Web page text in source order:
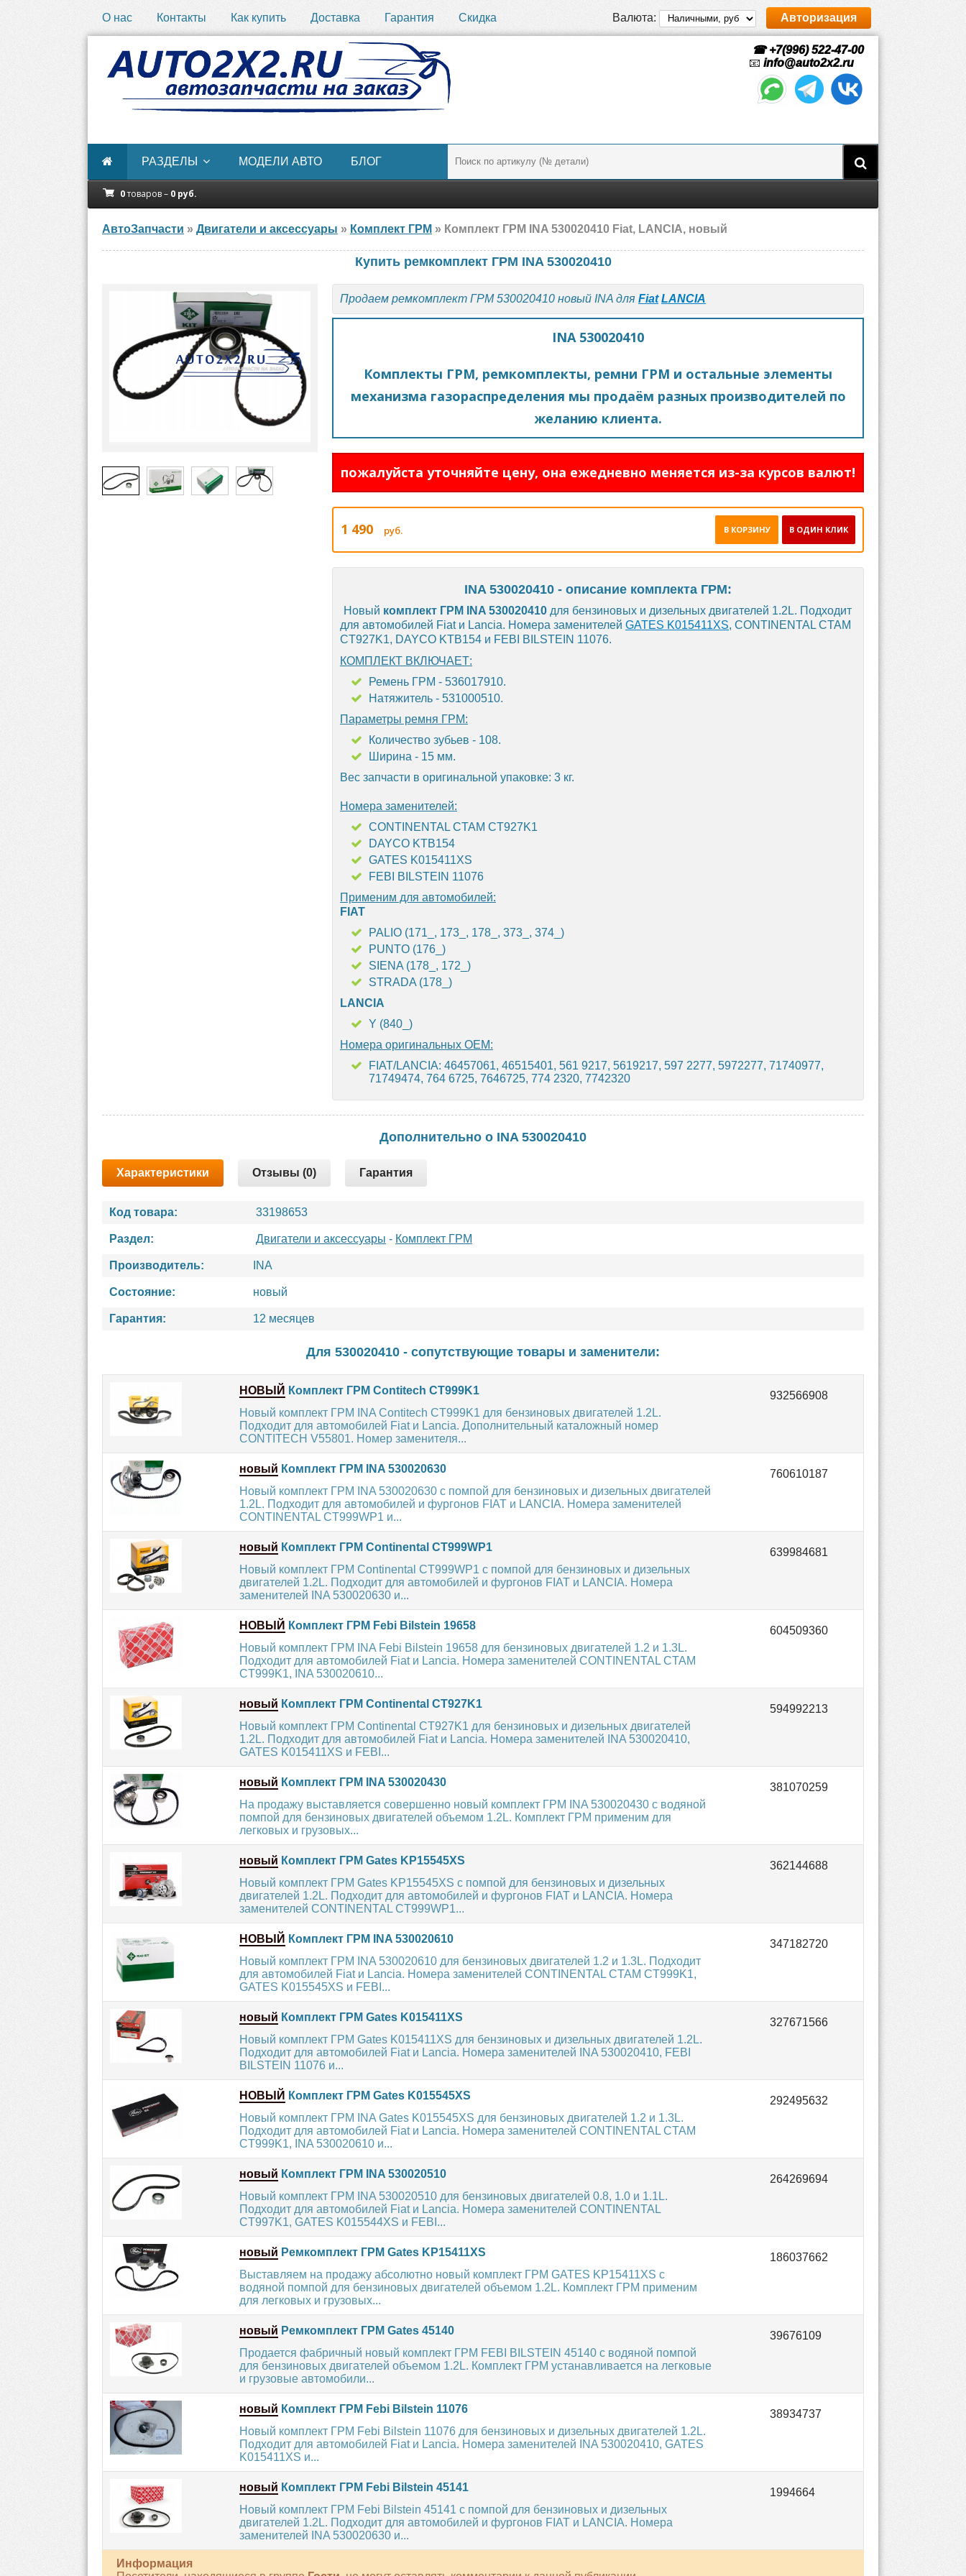
О нас Контакты Как купить Доставка Гарантия Скидка Валюта: Авторизация
☎ +7(996) 522-47-00
📧 info@auto2x2.ru
РАЗДЕЛЫ МОДЕЛИ АВТО БЛОГ
0товаров – 0 руб.
АвтоЗапчасти » Двигатели и аксессуары » Комплект ГРМ » Комплект ГРМ INA 530020410 Fiat, LANCIA, новый
Купить ремкомплект ГРМ INA 530020410
Продаем ремкомплект ГРМ 530020410 новый INA для Fiat LANCIA
INA 530020410
Комплекты ГРМ, ремкомплекты, ремни ГРМ и остальные элементы
механизма газораспределения мы продаём разных производителей по
желанию клиента.
пожалуйста уточняйте цену, она ежедневно меняется из-за курсов валют!
1 490 руб. В ОДИН КЛИК
В КОРЗИНУ
INA 530020410 - описание комплекта ГРМ:
Новый комплект ГРМ INA 530020410 для бензиновых и дизельных двигателей 1.2L. Подходит
для автомобилей Fiat и Lancia. Номера заменителей GATES K015411XS, CONTINENTAL CTAM
CT927K1, DAYCO KTB154 и FEBI BILSTEIN 11076.
КОМПЛЕКТ ВКЛЮЧАЕТ:
Ремень ГРМ - 536017910.
Натяжитель - 531000510.
Параметры ремня ГРМ:
Количество зубьев - 108.
Ширина - 15 мм.
Вес запчасти в оригинальной упаковке: 3 кг.
Номера заменителей:
CONTINENTAL CTAM CT927K1
DAYCO KTB154
GATES K015411XS
FEBI BILSTEIN 11076
Применим для автомобилей:
FIAT
PALIO (171_, 173_, 178_, 373_, 374_)
PUNTO (176_)
SIENA (178_, 172_)
STRADA (178_)
LANCIA
Y (840_)
Номера оригинальных OEM:
FIAT/LANCIA: 46457061, 46515401, 561 9217, 5619217, 597 2277, 5972277, 71740977,
71749474, 764 6725, 7646725, 774 2320, 7742320
Дополнительно о INA 530020410
Характеристики Отзывы (0) Гарантия
Код товара: 33198653
Раздел: Двигатели и аксессуары - Комплект ГРМ
Производитель: INA
Состояние: новый
Гарантия: 12 месяцев
Для 530020410 - сопутствующие товары и заменители:
НОВЫЙ Комплект ГРМ Contitech CT999K1
Новый комплект ГРМ INA Contitech CT999K1 для бензиновых двигателей 1.2L.
Подходит для автомобилей Fiat и Lancia. Дополнительный каталожный номер
CONTITECH V55801. Номер заменителя...
новый Комплект ГРМ INA 530020630
Новый комплект ГРМ INA 530020630 с помпой для бензиновых и дизельных двигателей
1.2L. Подходит для автомобилей и фургонов FIAT и LANCIA. Номера заменителей
CONTINENTAL CT999WP1 и...
новый Комплект ГРМ Continental CT999WP1
Новый комплект ГРМ Continental CT999WP1 с помпой для бензиновых и дизельных
двигателей 1.2L. Подходит для автомобилей и фургонов FIAT и LANCIA. Номера
заменителей INA 530020630 и...
НОВЫЙ Комплект ГРМ Febi Bilstein 19658
Новый комплект ГРМ INA Febi Bilstein 19658 для бензиновых двигателей 1.2 и 1.3L.
Подходит для автомобилей Fiat и Lancia. Номера заменителей CONTINENTAL CTAM
CT999K1, INA 530020610...
новый Комплект ГРМ Continental CT927K1
Новый комплект ГРМ Continental CT927K1 для бензиновых и дизельных двигателей
1.2L. Подходит для автомобилей Fiat и Lancia. Номера заменителей INA 530020410,
GATES K015411XS и FEBI...
новый Комплект ГРМ INA 530020430
На продажу выставляется совершенно новый комплект ГРМ INA 530020430 с водяной
помпой для бензиновых двигателей объемом 1.2L. Комплект ГРМ применим для
легковых и грузовых...
новый Комплект ГРМ Gates KP15545XS
Новый комплект ГРМ Gates KP15545XS с помпой для бензиновых и дизельных
двигателей 1.2L. Подходит для автомобилей и фургонов FIAT и LANCIA. Номера
заменителей CONTINENTAL CT999WP1...
НОВЫЙ Комплект ГРМ INA 530020610
Новый комплект ГРМ INA 530020610 для бензиновых двигателей 1.2 и 1.3L. Подходит
для автомобилей Fiat и Lancia. Номера заменителей CONTINENTAL CTAM CT999K1,
GATES K015545XS и FEBI...
новый Комплект ГРМ Gates K015411XS
Новый комплект ГРМ Gates K015411XS для бензиновых и дизельных двигателей 1.2L.
Подходит для автомобилей Fiat и Lancia. Номера заменителей INA 530020410, FEBI
BILSTEIN 11076 и...
НОВЫЙ Комплект ГРМ Gates K015545XS
Новый комплект ГРМ INA Gates K015545XS для бензиновых двигателей 1.2 и 1.3L.
Подходит для автомобилей Fiat и Lancia. Номера заменителей CONTINENTAL CTAM
CT999K1, INA 530020610 и...
новый Комплект ГРМ INA 530020510
Новый комплект ГРМ INA 530020510 для бензиновых двигателей 0.8, 1.0 и 1.1L.
Подходит для автомобилей Fiat и Lancia. Номера заменителей CONTINENTAL
CT997K1, GATES K015544XS и FEBI...
новый Ремкомплект ГРМ Gates KP15411XS
Выставляем на продажу абсолютно новый комплект ГРМ GATES KP15411XS с
водяной помпой для бензиновых двигателей объемом 1.2L. Комплект ГРМ применим
для легковых и грузовых...
новый Ремкомплект ГРМ Gates 45140
Продается фабричный новый комплект ГРМ FEBI BILSTEIN 45140 с водяной помпой
для бензиновых двигателей объемом 1.2L. Комплект ГРМ устанавливается на легковые
и грузовые автомобили...
новый Комплект ГРМ Febi Bilstein 11076
Новый комплект ГРМ Febi Bilstein 11076 для бензиновых и дизельных двигателей 1.2L.
Подходит для автомобилей Fiat и Lancia. Номера заменителей INA 530020410, GATES
K015411XS и...
новый Комплект ГРМ Febi Bilstein 45141
Новый комплект ГРМ Febi Bilstein 45141 с помпой для бензиновых и дизельных
двигателей 1.2L. Подходит для автомобилей и фургонов FIAT и LANCIA. Номера
заменителей INA 530020630 и...
Информация